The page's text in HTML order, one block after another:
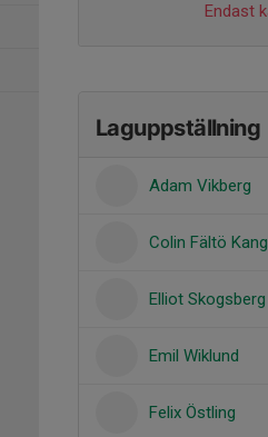
Endast
Laguppställning
Adam Vikberg
Colin Fältö
Elliot Skogsberg
Emil Wiklund
Felix Östling